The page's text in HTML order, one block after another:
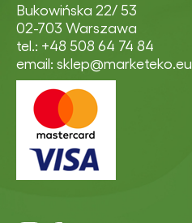
Bukowińska 22/ 53
02-703 Warszawa
tel.: +48 508 64 74 84
email: sklep@marketeko.eu